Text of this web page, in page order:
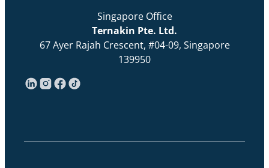
Singapore Office
Ternakin Pte. Ltd.
67 Ayer Rajah Crescent, #04-09, Singapore
139950